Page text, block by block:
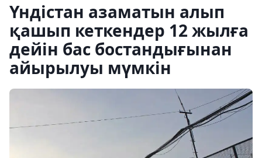
Үндістан азаматын алып
қашып кеткендер 12 жылға
дейін бас бостандығынан
айырылуы мүмкін